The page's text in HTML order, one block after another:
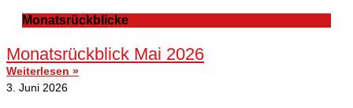
Monatsrückblicke
Monatsrückblick Mai 2026
Weiterlesen »
3. Juni 2026